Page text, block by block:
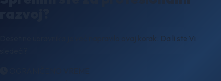
Desetine upravnika je već napravilo ovaj korak. Da li ste Vi